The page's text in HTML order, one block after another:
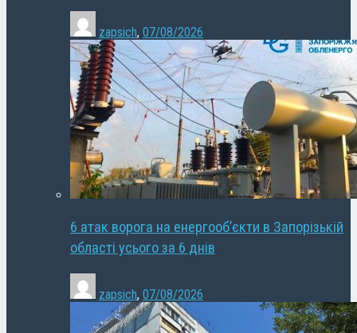
zapsich, 07/08/2026
6 атак ворога на енергооб’єкти в Запорізькій
області усього за 6 днів
zapsich, 07/08/2026